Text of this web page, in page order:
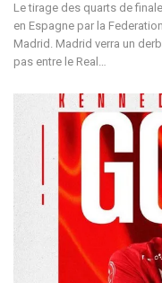
Le tirage des quarts de
en Espagne par la
Madrid. Madrid verra un
pas entre le Real …